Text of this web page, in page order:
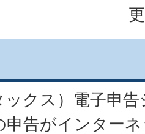
ックス）電子申
申告がインター